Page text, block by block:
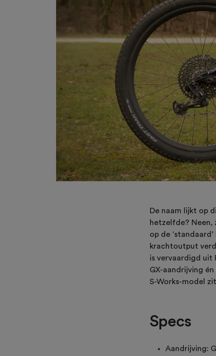
De naam lijkt op
hetzelfde? Neen,
op de
krachtoutput
is vervaardigd uit
GX-aandrijving
S-Works-model
Specs
Aandrijving: